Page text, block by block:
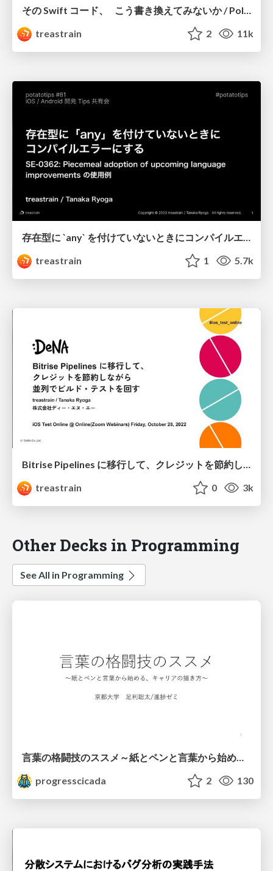
treastrain
2 11k
存在型に `any` を付けていないときにコンパイルエラーにする / How to produce a compile error when writing an existential type without the `any` keyword
treastrain
1 5.7k
Bitrise Pipelines に移行して、クレジットを節約しながら並列でビルド・テストを回す / Migrate to Bitrise Pipelines and save credits while run builds and tests in parallel
treastrain
0 3k
Other Decks in Programming
See All in Programming
progresscicada
2 130